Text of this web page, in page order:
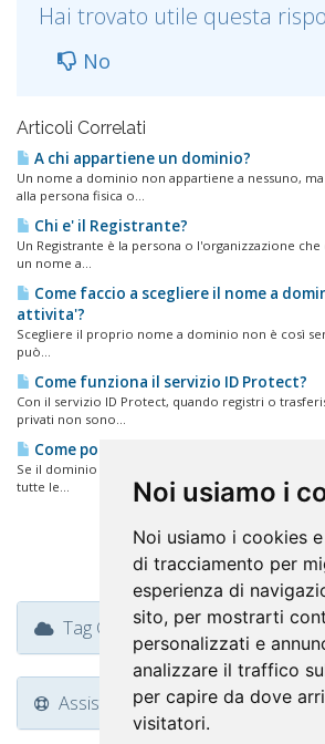
Noi usiamo i
Noi usiamo i cookies
di tracciamento per
esperienza di
sito, per mostrarti
personalizzati e
analizzare il traffico
per capire da dove
visitatori.
Hai trovato utile questa
No
Articoli Correlati
A chi appartiene un dominio?
Un nome a dominio non appartiene a nessuno,
alla persona fisica o...
Chi e' il Registrante?
Un Registrante è la persona o l'organizzazione
un nome a...
Come faccio a scegliere il nome a
attivita'?
Scegliere il proprio nome a dominio non è così
può...
Come funziona il servizio ID Protect?
Con il servizio ID Protect, quando registri o
privati non sono...
Come posso gestire i domini che ho
Se il dominio è associato ad un piano hosting,
tutte le...
Tag Cloud
Assistenza